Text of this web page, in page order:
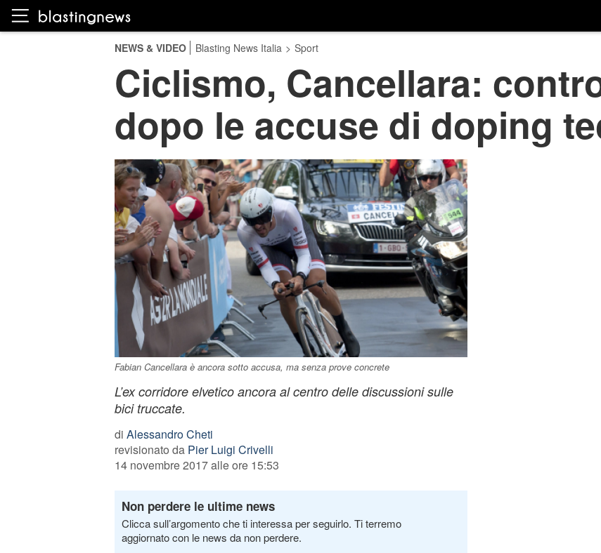
NEWS & VIDEO Blasting News Italia > Sport
Ciclismo, Cancellara:
dopo le accuse di doping
Fabian Cancellara è ancora sotto accusa, ma senza prove concrete
L’ex corridore elvetico ancora al centro delle discussioni sulle
bici truccate.
di Alessandro Cheti
revisionato da Pier Luigi Crivelli
14 novembre 2017 alle ore 15:53
Non perdere le ultime news
Clicca sull’argomento che ti interessa per seguirlo. Ti terremo
aggiornato con le news da non perdere.